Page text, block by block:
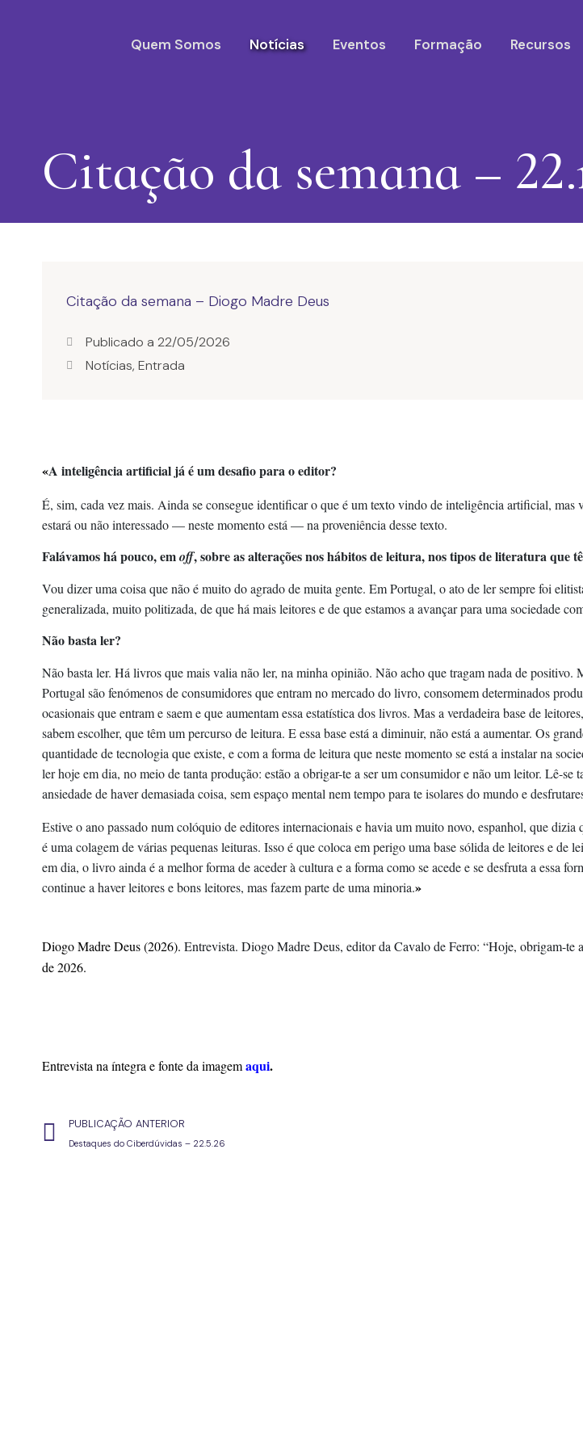
Quem Somos Notícias Eventos Formação Recursos
Citação da semana –
Citação da semana – Diogo Madre Deus
Publicado a 22/05/2026
Notícias, Entrada
«A inteligência artificial já é um desafio para o editor?
É, sim, cada vez mais. Ainda se consegue identificar o que é um texto vindo de inteligência artificial,
estará ou não interessado — neste momento está — na proveniência desse texto.
Falávamos há pouco, emoff, sobre as alterações nos hábitos de leitura, nos tipos de literatura que
Vou dizer uma coisa que não é muito do agrado de muita gente. Em Portugal, o ato de ler sempre foi
generalizada, muito politizada, de que há mais leitores e de que estamos a avançar para uma sociedade
Não basta ler?
Não basta ler. Há livros que mais valia não ler, na minha opinião. Não acho que tragam nada de positivo.
Portugal são fenómenos de consumidores que entram no mercado do livro, consomem determinados
ocasionais que entram e saem e que aumentam essa estatística dos livros. Mas a verdadeira base de
sabem escolher, que têm um percurso de leitura. E essa base está a diminuir, não está a aumentar. Os
quantidade de tecnologia que existe, e com a forma de leitura que neste momento se está a instalar na
ler hoje em dia, no meio de tanta produção: estão a obrigar-te a ser um consumidor e não um leitor. Lê-
ansiedade de haver demasiada coisa, sem espaço mental nem tempo para te isolares do mundo e
Estive o ano passado num colóquio de editores internacionais e havia um muito novo, espanhol, que
é uma colagem de várias pequenas leituras. Isso é que coloca em perigo uma base sólida de leitores e
em dia, o livro ainda é a melhor forma de aceder à cultura e a forma como se acede e se desfruta a essa
continue a haver leitores e bons leitores, mas fazem parte de uma minoria.»
Diogo Madre Deus (2026). Entrevista. Diogo Madre Deus, editor da Cavalo de Ferro: “Hoje, obrigam-te
de 2026.
Entrevista na íntegra e fonte da imagem aqui.
PUBLICAÇÃO ANTERIOR
Destaques do Ciberdúvidas – 22.5.26